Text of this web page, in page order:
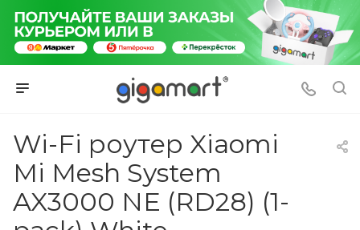
Wi-Fi роутер Xiaomi
Mi Mesh System
AX3000 NE (RD28) (1-